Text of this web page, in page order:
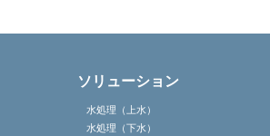
ソリューション
水処理（上水）
水処理（下水）